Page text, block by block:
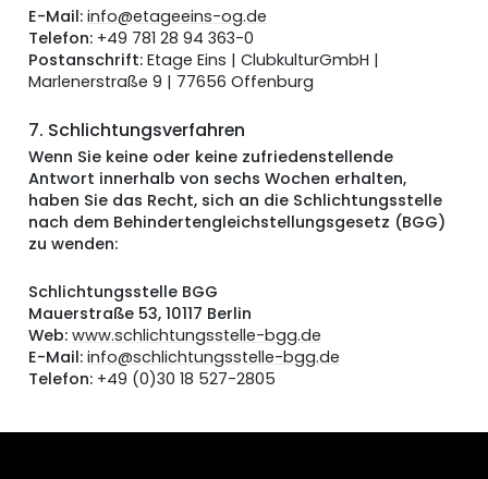
E-Mail: info@etageeins-og.de
Telefon: +49 781 28 94 363-0
Postanschrift: Etage Eins | ClubkulturGmbH |
Marlenerstraße 9 | 77656 Offenburg
7. Schlichtungsverfahren
Wenn Sie keine oder keine zufriedenstellende
Antwort innerhalb von sechs Wochen erhalten,
haben Sie das Recht, sich an die Schlichtungsstelle
nach dem Behindertengleichstellungsgesetz (BGG)
zu wenden:
Schlichtungsstelle BGG
Mauerstraße 53, 10117 Berlin
Web: www.schlichtungsstelle-bgg.de
E-Mail: info@schlichtungsstelle-bgg.de
Telefon: +49 (0)30 18 527-2805